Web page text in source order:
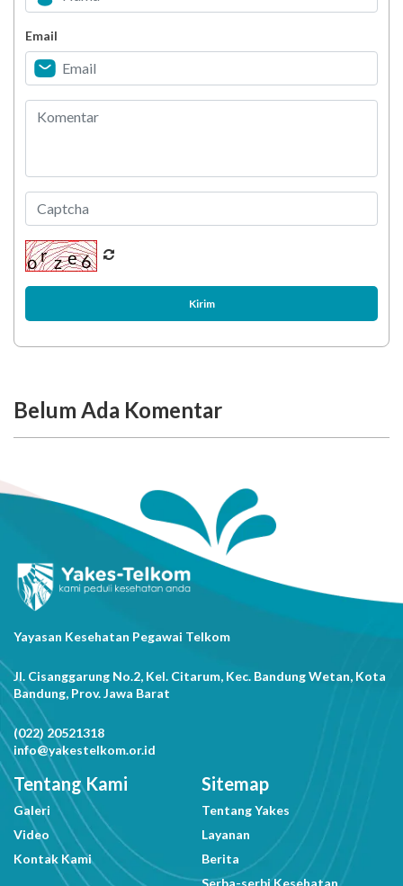
Kanker Darah (Leukimia)
Email
Kirim
Belum Ada Komentar
Yayasan Kesehatan Pegawai Telkom
Jl. Cisanggarung No.2, Kel. Citarum, Kec. Bandung Wetan, Kota
Bandung, Prov. Jawa Barat
(022) 20521318
info@yakestelkom.or.id
Tentang Kami
Galeri
Video
Kontak Kami
Sitemap
Tentang Yakes
Layanan
Berita